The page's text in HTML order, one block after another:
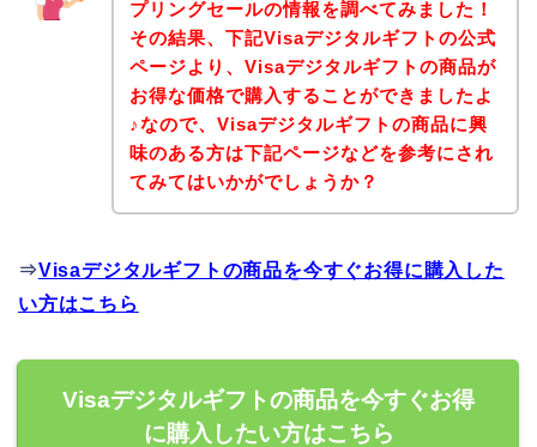
プリングセールの情報を調べてみました！
その結果、下記Visaデジタルギフトの公式
ページより、Visaデジタルギフトの商品が
お得な価格で購入することができましたよ
♪なので、Visaデジタルギフトの商品に興
味のある方は下記ページなどを参考にされ
てみてはいかがでしょうか？
⇒Visaデジタルギフトの商品を今すぐお得に購入した
い方はこちら
Visaデジタルギフトの商品を今すぐお得
に購入したい方はこちら